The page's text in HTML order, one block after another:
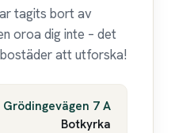
tagits bort av
oroa dig inte – det
att utforska!
Grödingevägen 7 A
Botkyrka